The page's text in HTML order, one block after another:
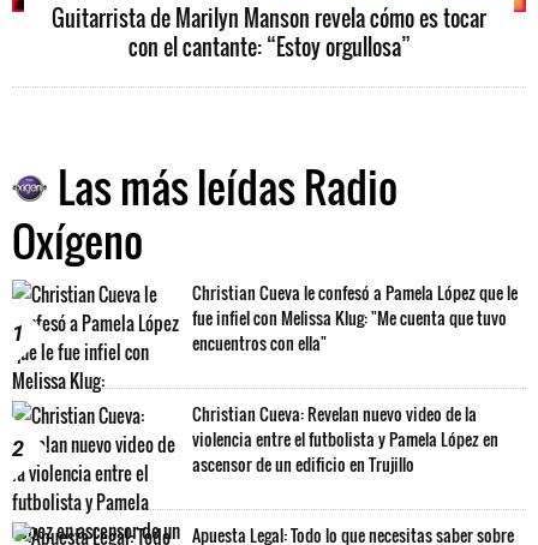
Guitarrista de Marilyn Manson revela cómo es tocar
con el cantante: “Estoy orgullosa”
Las más leídas Radio
Oxígeno
1
Christian Cueva le confesó a Pamela López que le
fue infiel con Melissa Klug: "Me cuenta que tuvo
encuentros con ella"
2
Christian Cueva: Revelan nuevo video de la
violencia entre el futbolista y Pamela López en
ascensor de un edificio en Trujillo
Apuesta Legal: Todo lo que necesitas saber sobre